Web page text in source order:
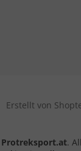
Erstellt von
Protreksport.at.